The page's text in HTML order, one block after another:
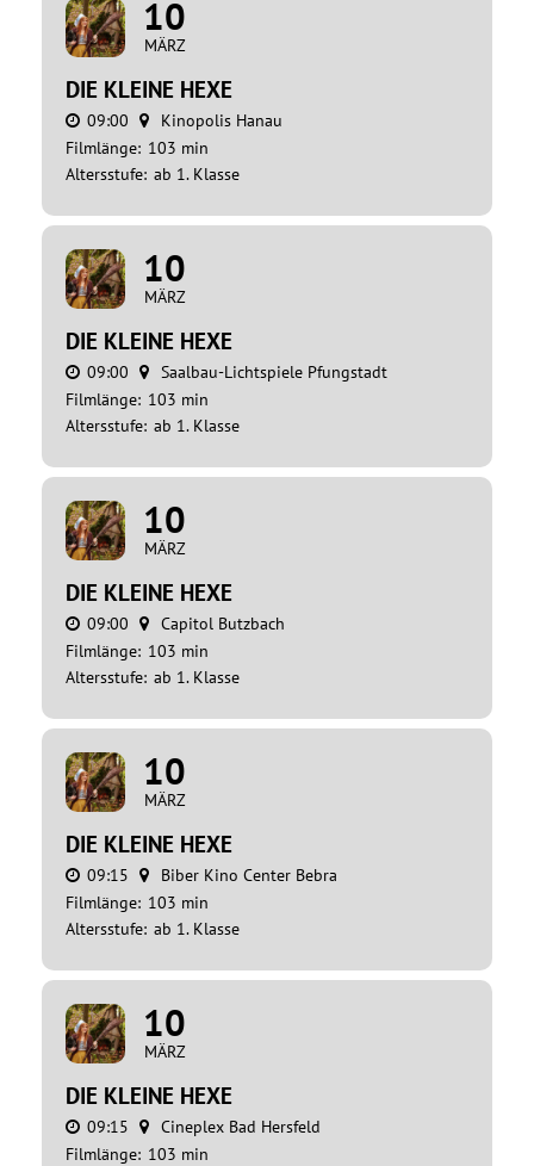
10
MÄRZ
DIE KLEINE HEXE
09:00
Kinopolis Hanau
Filmlänge: 103 min
Altersstufe: ab 1. Klasse
10
MÄRZ
DIE KLEINE HEXE
09:00
Saalbau-Lichtspiele Pfungstadt
Filmlänge: 103 min
Altersstufe: ab 1. Klasse
10
MÄRZ
DIE KLEINE HEXE
09:00
Capitol Butzbach
Filmlänge: 103 min
Altersstufe: ab 1. Klasse
10
MÄRZ
DIE KLEINE HEXE
09:15
Biber Kino Center Bebra
Filmlänge: 103 min
Altersstufe: ab 1. Klasse
10
MÄRZ
DIE KLEINE HEXE
09:15
Cineplex Bad Hersfeld
Filmlänge: 103 min